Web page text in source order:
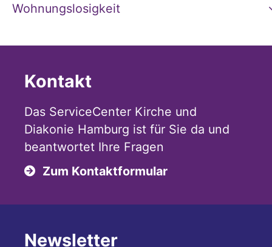
Wohnungslosigkeit
Kontakt
Das ServiceCenter Kirche und
Diakonie Hamburg ist für Sie da und
beantwortet Ihre Fragen
Zum Kontaktformular
Newsletter